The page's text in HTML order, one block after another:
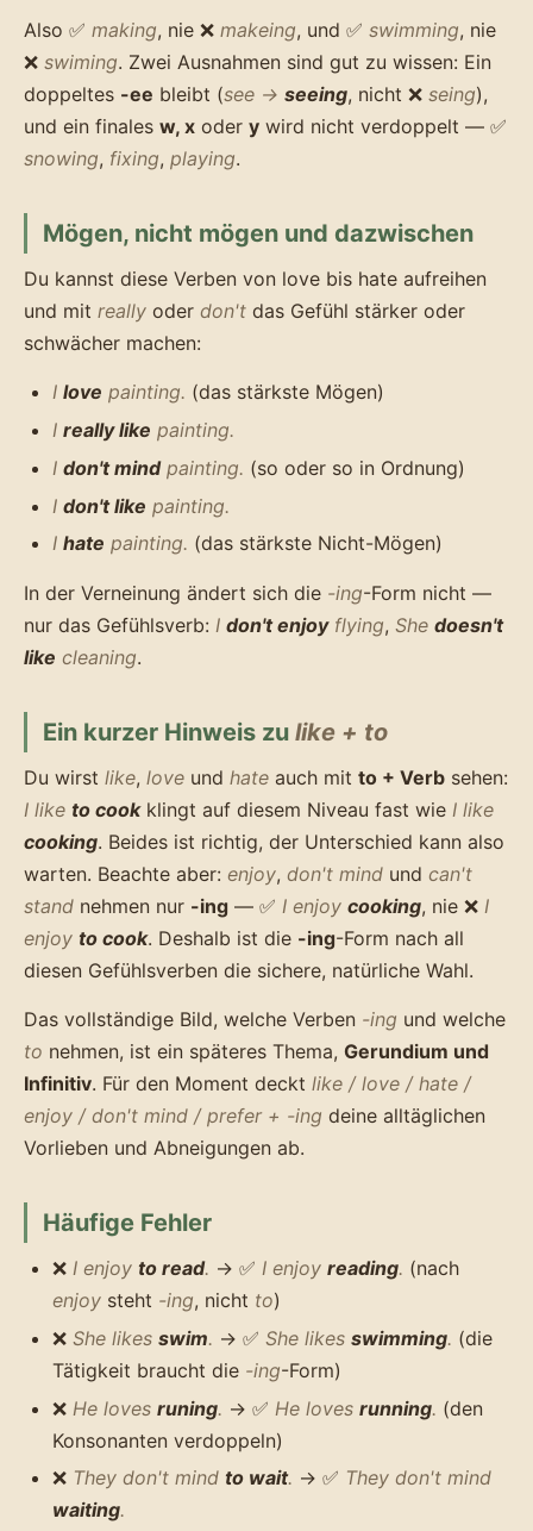
Also ✅ making, nie ❌ makeing, und ✅ swimming, nie
❌ swiming. Zwei Ausnahmen sind gut zu wissen: Ein
doppeltes -ee bleibt (see → seeing, nicht ❌ seing),
und ein finales w, x oder y wird nicht verdoppelt — ✅
snowing, fixing, playing.
Mögen, nicht mögen und dazwischen
Du kannst diese Verben von love bis hate aufreihen
und mit really oder don't das Gefühl stärker oder
schwächer machen:
I love painting. (das stärkste Mögen)
I really like painting.
I don't mindpainting. (so oder so in Ordnung)
I don't like painting.
I hate painting. (das stärkste Nicht-Mögen)
In der Verneinung ändert sich die -ing-Form nicht —
nur das Gefühlsverb: I don't enjoyflying, She doesn't
like cleaning.
Ein kurzer Hinweis zu like + to
Du wirst like, love und hate auch mit to + Verb sehen:
I like to cookklingt auf diesem Niveau fast wie I like
cooking. Beides ist richtig, der Unterschied kann also
warten. Beachte aber: enjoy, don't mind und can't
stand nehmen nur -ing — ✅ I enjoy cooking, nie ❌ I
enjoy to cook. Deshalb ist die -ing-Form nach all
diesen Gefühlsverben die sichere, natürliche Wahl.
Das vollständige Bild, welche Verben -ing und welche
to nehmen, ist ein späteres Thema, Gerundium und
Infinitiv. Für den Moment deckt like / love / hate /
enjoy / don't mind / prefer + -ing deine alltäglichen
Vorlieben und Abneigungen ab.
Häufige Fehler
❌ I enjoy to read. → ✅ I enjoy reading. (nach
enjoy steht -ing, nicht to)
❌ She likes swim. → ✅ She likes swimming. (die
Tätigkeit braucht die -ing-Form)
❌ He loves runing. → ✅ He loves running. (den
Konsonanten verdoppeln)
❌ They don't mind to wait. → ✅ They don't mind
waiting.